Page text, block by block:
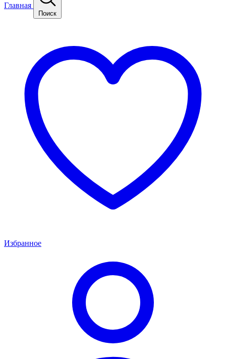
Главная
Поиск
Избранное